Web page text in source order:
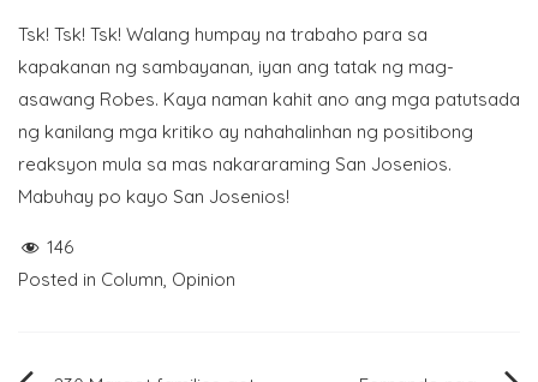
Tsk! Tsk! Tsk! Walang humpay na trabaho para sa
kapakanan ng sambayanan, iyan ang tatak ng mag-
asawang Robes. Kaya naman kahit ano ang mga patutsada
ng kanilang mga kritiko ay nahahalinhan ng positibong
reaksyon mula sa mas nakararaming San Josenios.
Mabuhay po kayo San Josenios!
146
Posted in Column, Opinion